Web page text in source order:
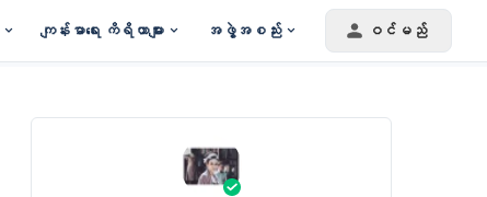
ကျန်းမာရေး ကိရိယာများ အဖွဲ့အစည်း ဝင်မည်